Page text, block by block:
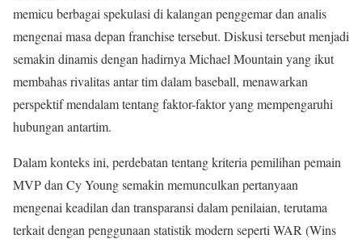
memicu berbagai spekulasi di kalangan penggemar dan analis
mengenai masa depan franchise tersebut. Diskusi tersebut menjadi
semakin dinamis dengan hadirnya Michael Mountain yang ikut
membahas rivalitas antar tim dalam baseball, menawarkan
perspektif mendalam tentang faktor-faktor yang mempengaruhi
hubungan antartim.
Dalam konteks ini, perdebatan tentang kriteria pemilihan pemain
MVP dan Cy Young semakin memunculkan pertanyaan
mengenai keadilan dan transparansi dalam penilaian, terutama
terkait dengan penggunaan statistik modern seperti WAR (Wins